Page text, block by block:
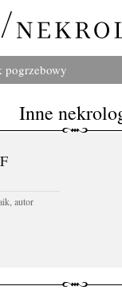
pogrzebowy
Inne
autor